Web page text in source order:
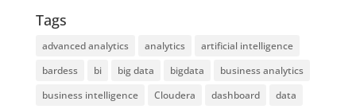
Tags
advanced analytics analytics
artificial intelligence
bardess
bi big data bigdata
business analytics
business intelligence
Cloudera dashboard
data